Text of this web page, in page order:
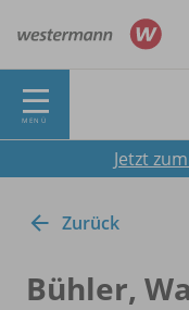
MENÜ
Jetzt
Zurück
Bühler,